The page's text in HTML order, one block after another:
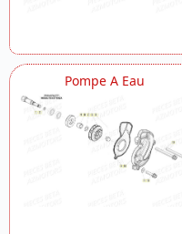
Pompe A Eau